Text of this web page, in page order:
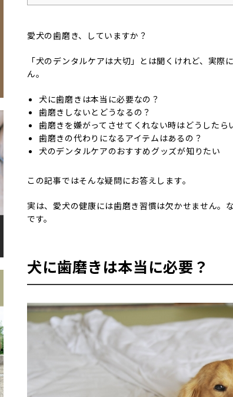
愛犬の歯磨き、していますか？
「犬のデンタルケアは大切」とは聞くけれど、実
ん。
犬に歯磨きは本当に必要なの？
歯磨きしないとどうなるの？
歯磨きを嫌がってさせてくれない時はどうしたら
歯磨きの代わりになるアイテムはあるの？
犬のデンタルケアのおすすめグッズが知りたい
この記事ではそんな疑問にお答えします。
実は、愛犬の健康には歯磨き習慣は欠かせません。
です。
犬に歯磨きは本当に必要？